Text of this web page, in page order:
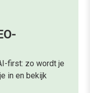
first: zo wordt je
in en bekijk